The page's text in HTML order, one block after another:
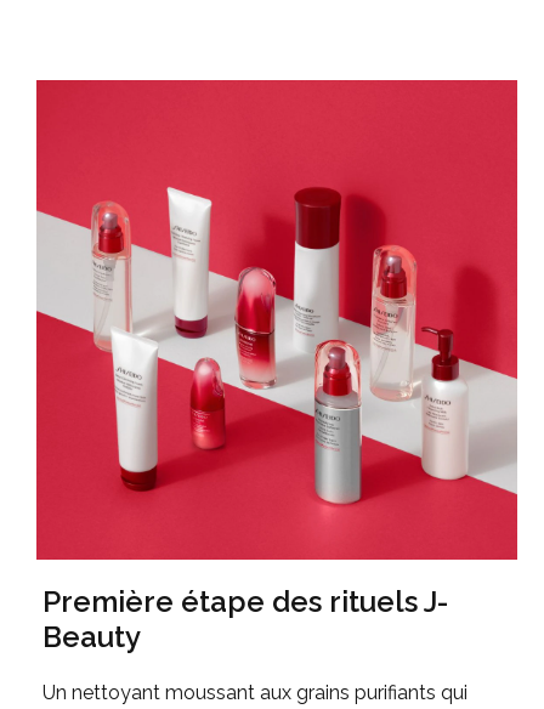
Première étape des rituels J-
Beauty
Un nettoyant moussant aux grains purifiants qui